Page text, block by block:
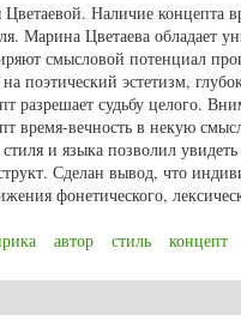
Наличие концепта
Марина Цветаева обладает
смысловой потенциал
поэтический эстетизм,
разрешает судьбу целого.
время-вечность в некую
и языка позволил
Сделан вывод, что
фонетического,
автор стиль концепт